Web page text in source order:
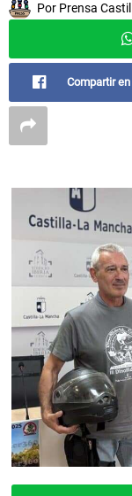
Por Prensa
Compartir